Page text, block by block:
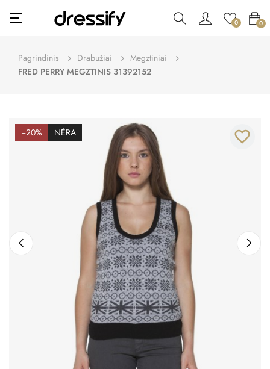
Toggle
navigation
☰ 0 0
Pagrindinis Drabužiai
Megztiniai
FRED PERRY MEGZTINIS 31392152
−20% NĖRA favorite_border